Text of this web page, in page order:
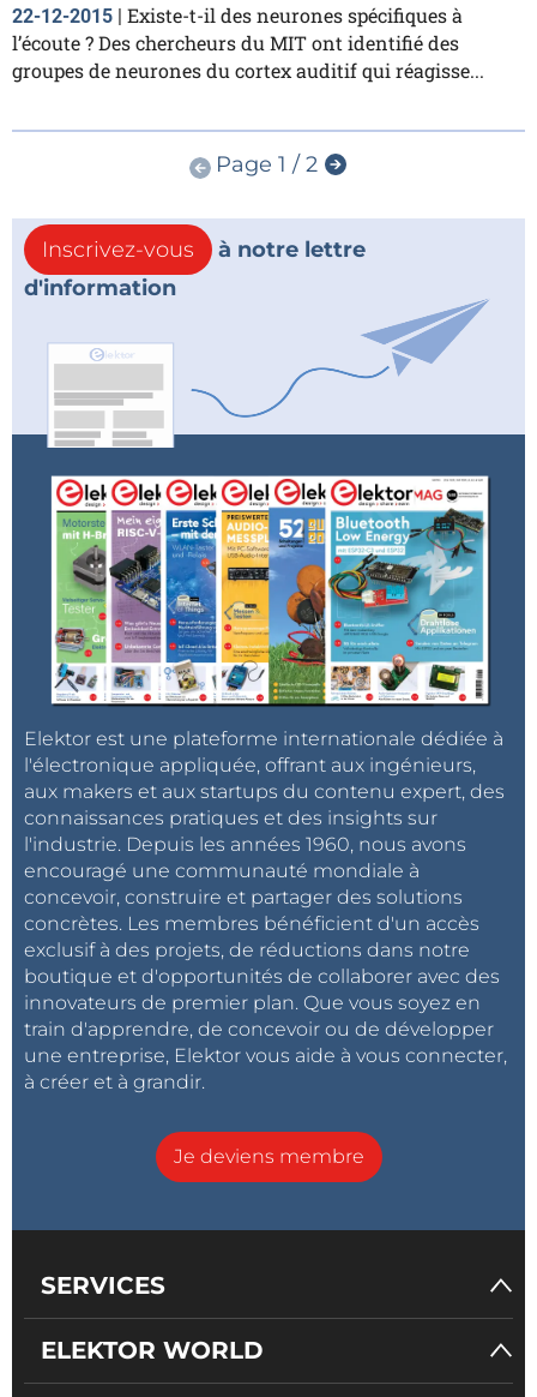
22-12-2015 | Existe-t-il des neurones spécifiques à
l’écoute ? Des chercheurs du MIT ont identifié des
groupes de neurones du cortex auditif qui réagisse...
Page 1 / 2
Inscrivez-vous
à notre lettre
d'information
Elektor est une plateforme internationale dédiée à
l'électronique appliquée, offrant aux ingénieurs,
aux makers et aux startups du contenu expert, des
connaissances pratiques et des insights sur
l'industrie. Depuis les années 1960, nous avons
encouragé une communauté mondiale à
concevoir, construire et partager des solutions
concrètes. Les membres bénéficient d'un accès
exclusif à des projets, de réductions dans notre
boutique et d'opportunités de collaborer avec des
innovateurs de premier plan. Que vous soyez en
train d'apprendre, de concevoir ou de développer
une entreprise, Elektor vous aide à vous connecter,
à créer et à grandir.
Je deviens membre
SERVICES
ELEKTOR WORLD